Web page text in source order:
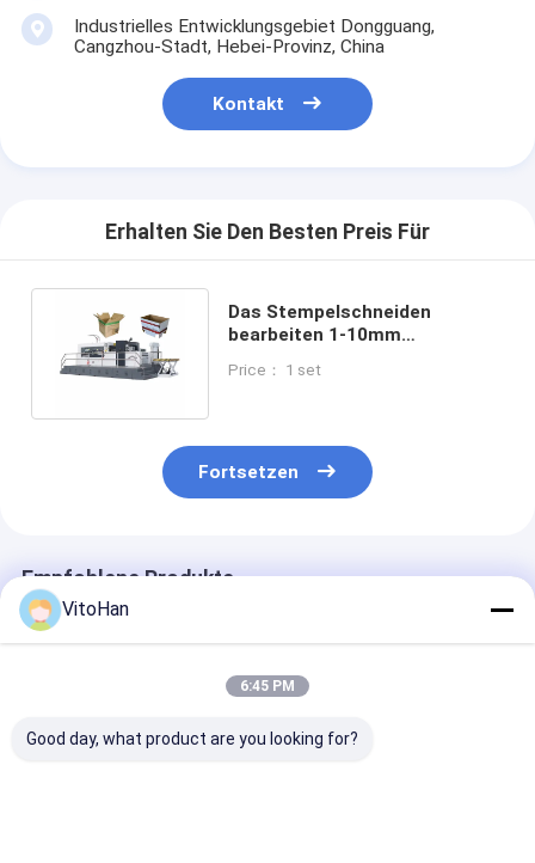
Industrielles Entwicklungsgebiet Dongguang,
Cangzhou-Stadt, Hebei-Provinz, China
Kontakt
Erhalten Sie Den Besten Preis Für
Das Stempelschneiden
bearbeiten 1-10mm
maschinell
Price： 1 set
Fortsetzen
Empfohlene Produkte
VitoHan
6:45 PM
Good day, what product are you looking for?